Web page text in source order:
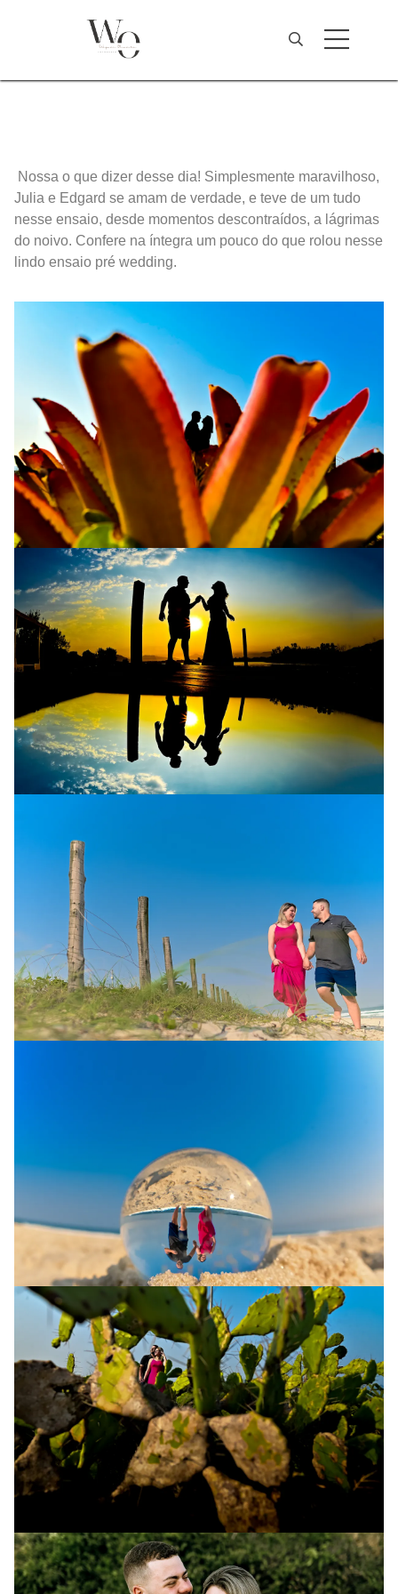
Nossa o que dizer desse dia! Simplesmente maravilhoso,
Julia e Edgard se amam de verdade, e teve de um tudo
nesse ensaio, desde momentos descontraídos, a lágrimas
do noivo. Confere na íntegra um pouco do que rolou nesse
lindo ensaio pré wedding.